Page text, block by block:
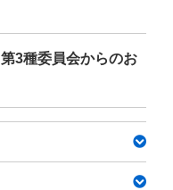
第3種委員会からのお